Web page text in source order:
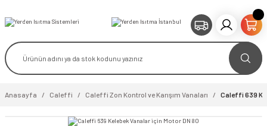
Anasayfa Caleffi Caleffi Zon Kontrol ve Karışım Vanaları Caleffi 639